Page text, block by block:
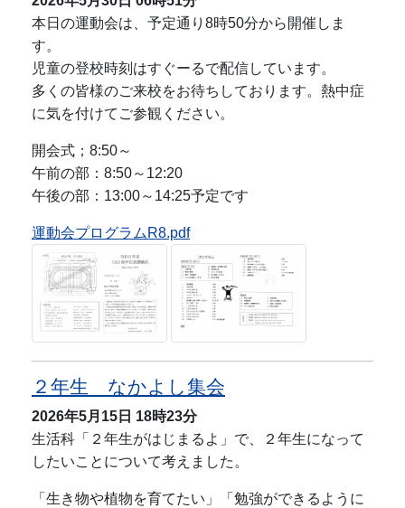
本日の運動会は、予定通り8時50分から開催しま
す。
児童の登校時刻はすぐーるで配信しています。
多くの皆様のご来校をお待ちしております。熱中症
に気を付けてご参観ください。
開会式；8:50～
午前の部：8:50～12:20
午後の部：13:00～14:25予定です
運動会プログラムR8.pdf
２年生 なかよし集会
2026年5月15日 18時23分
生活科「２年生がはじまるよ」で、２年生になって
したいことについて考えました。
「生き物や植物を育てたい」「勉強ができるように